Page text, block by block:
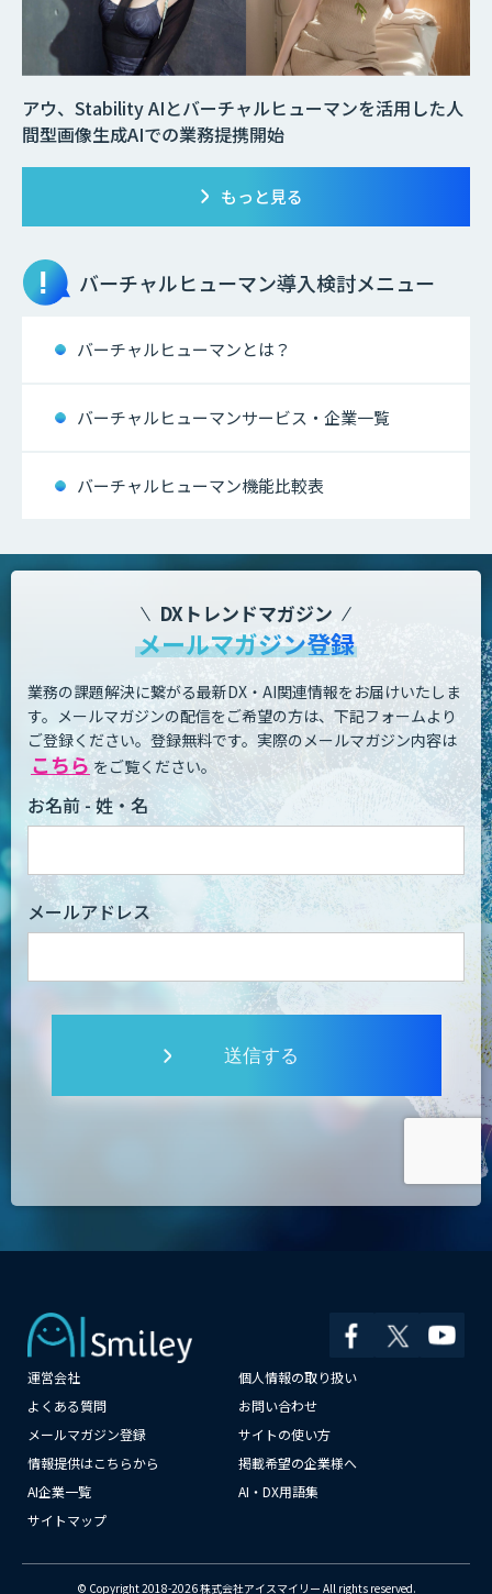
アウ、Stability AIとバーチャルヒューマンを活用した人
間型画像生成AIでの業務提携開始
もっと見る
バーチャルヒューマン導入検討メニュー
バーチャルヒューマンとは？
バーチャルヒューマンサービス・企業一覧
バーチャルヒューマン機能比較表
DXトレンドマガジン
メールマガジン登録
業務の課題解決に繋がる最新DX・AI関連情報をお届けいたしま
す。 メールマガジンの配信をご希望の方は、下記フォームより
ご登録ください。登録無料です。 実際のメールマガジン内容は
こちら をご覧ください。
お名前 - 姓・名
メールアドレス
送信する
運営会社
個人情報の取り扱い
よくある質問
お問い合わせ
メールマガジン登録
サイトの使い方
情報提供はこちらから
掲載希望の企業様へ
AI企業一覧
AI・DX用語集
サイトマップ
© Copyright 2018-2026 株式会社アイスマイリー All rights reserved.